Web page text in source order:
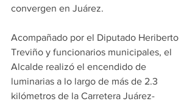
convergen en Juárez.
Acompañado por el Diputado Heriberto
Treviño y funcionarios municipales, el
Alcalde realizó el encendido de
luminarias a lo largo de más de 2.3
kilómetros de la Carretera Juárez-